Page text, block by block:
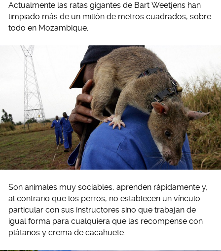
Actualmente las ratas gigantes de Bart Weetjens han
limpiado más de un millón de metros cuadrados, sobre
todo en Mozambique.
Son animales muy sociables, aprenden rápidamente y,
al contrario que los perros, no establecen un vínculo
particular con sus instructores sino que trabajan de
igual forma para cualquiera que las recompense con
plátanos y crema de cacahuete.